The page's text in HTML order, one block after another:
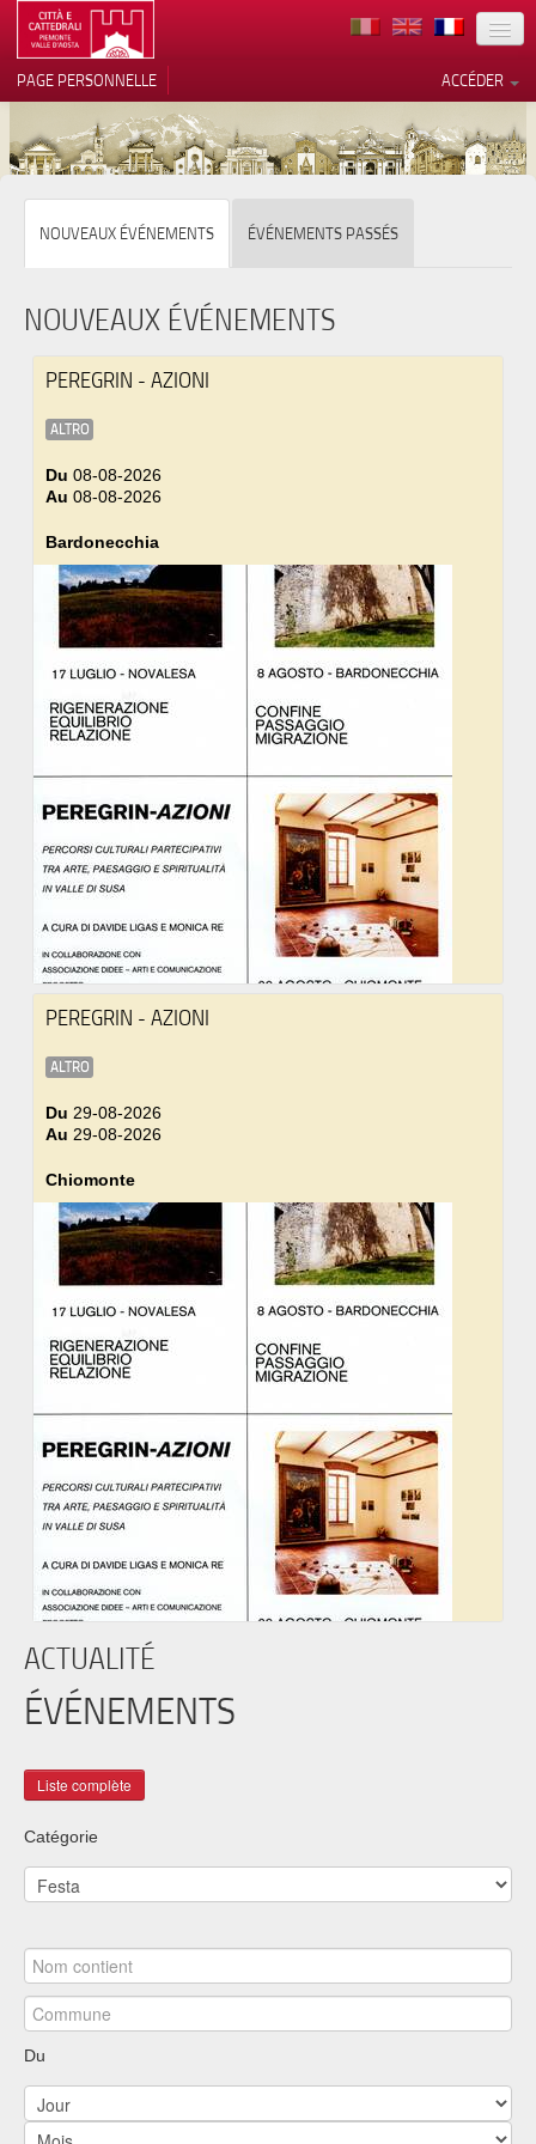
TERRITOIRE
ARCHITECTURE
EVÉNEMENTS
ACCUEIL
PRESS
ACCÉDER
PAGE PERSONNELLE
NOUVEAUX ÉVÉNEMENTS ÉVÉNEMENTS PASSÉS
NOUVEAUX ÉVÉNEMENTS
PEREGRIN - AZIONI
ALTRO
Du 08-08-2026
Au 08-08-2026
Bardonecchia
PEREGRIN - AZIONI
ALTRO
Du 29-08-2026
Au 29-08-2026
Chiomonte
ACTUALITÉ
ÉVÉNEMENTS
Catégorie
Du
Vos choix en matière de
confidentialité